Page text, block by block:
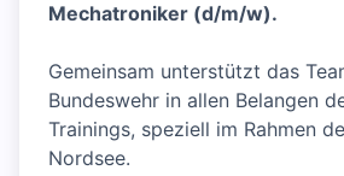
Mechatroniker (d/m/w).
Gemeinsam unterstützt das
Bundeswehr in allen Belangen
Trainings, speziell im Rahmen
Nordsee.